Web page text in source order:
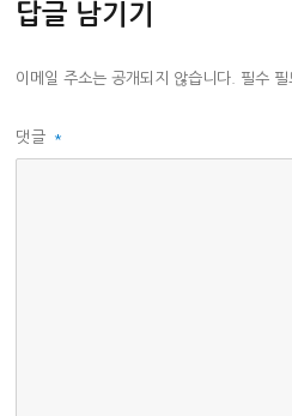
자
답글 남기기
이메일 주소는 공개되지 않습니다. 필수 필
댓글 *